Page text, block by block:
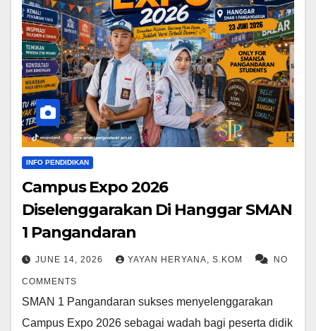
INFO PENDIDIKAN
Campus Expo 2026
Diselenggarakan Di Hanggar SMAN
1 Pangandaran
JUNE 14, 2026 YAYAN HERYANA, S.KOM NO
COMMENTS
SMAN 1 Pangandaran sukses menyelenggarakan
Campus Expo 2026 sebagai wadah bagi peserta didik